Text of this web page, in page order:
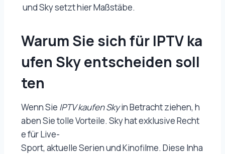
und Sky setzt hier Maßstäbe.
Warum Sie sich für IPTV ka
ufen Sky entscheiden soll
ten
Wenn Sie IPTV kaufen Skyin Betracht ziehen, h
aben Sie tolle Vorteile. Sky hat exklusive Recht
e für Live-
Sport, aktuelle Serien und Kinofilme. Diese Inha